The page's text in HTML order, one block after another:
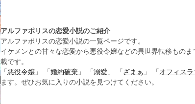
アルファポリスの恋愛小説のご紹介
アルファポリスの恋愛小説の一覧ページです。
イケメンとの甘々な恋愛から悪役令嬢などの異世界転移もの
載です。
「 悪役令嬢 」 「 婚約破棄 」 「 溺愛 」 「 ざまぁ 」 「 オフィスラ
ます。ぜひお気に入りの小説を見つけてください。